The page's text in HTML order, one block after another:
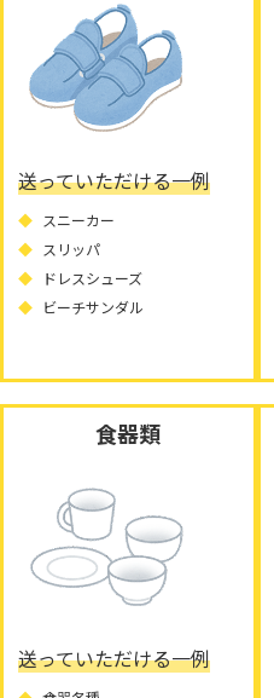
送っていただける一例
スニーカー
スリッパ
ドレスシューズ
ビーチサンダル
食器類
送っていただける一例